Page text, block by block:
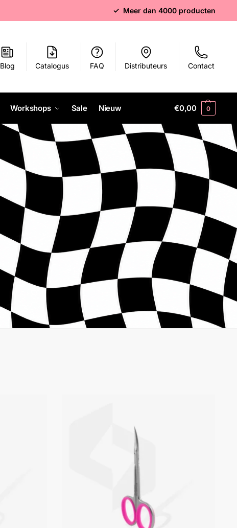
✓ Meer dan 4000 producten
Blog Catalogus FAQ Distributeurs Contact
Workshops Sale Nieuw €0,00 0